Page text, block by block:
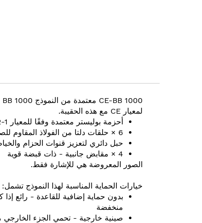
لمعيار CE مع هذه الحقيبة.
أحزمة بوليستر معتمدة وفقًا للمعيار EN - 1492-1
6 × حلقات دلتا من الفولاذ المقاوم للصدأ ذات تصنيف A4
حبل دائري لتعزيز قنوات الحزام
4 × مقابض جانبية - ذات قبضة قوية
الصور المعروضة هي للإشارة فقط.
خيارات الحماية المناسبة لهذا النموذج تشمل:
بدون حماية إضافية للقاعدة - رائع إذا
منخفضة
صينية خارجية - تحمي الجزء الخارجي